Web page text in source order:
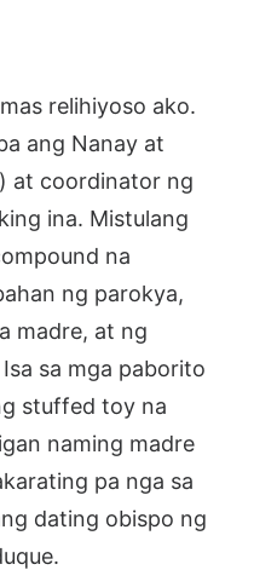
relihiyoso ako.
ang Nanay at
at coordinator ng
ina. Mistulang
na
ng parokya,
madre, at ng
sa mga paborito
stuffed toy na
naming madre
pa nga sa
dating obispo ng